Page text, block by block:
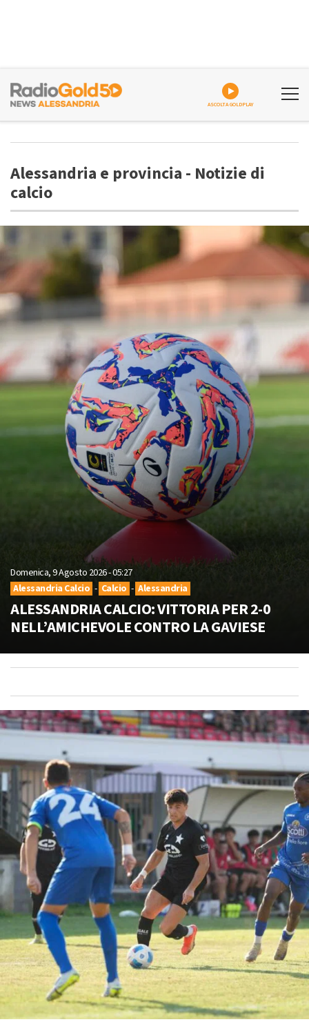
Alessandria e provincia - Notizie di
calcio
Domenica, 9 Agosto 2026 - 05:27
Alessandria Calcio - Calcio - Alessandria
ALESSANDRIA CALCIO: VITTORIA PER 2-0
NELL’AMICHEVOLE CONTRO LA GAVIESE